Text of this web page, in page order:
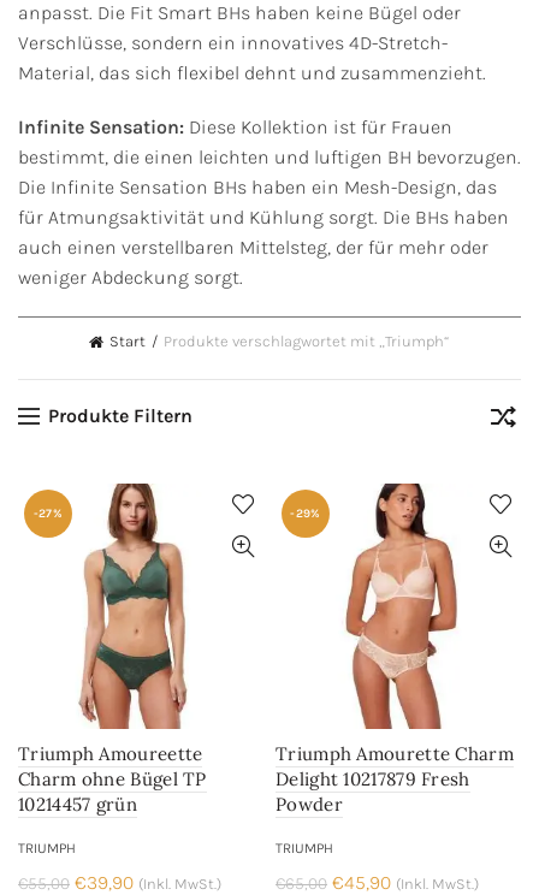
anpasst. Die Fit Smart BHs haben keine Bügel oder
Verschlüsse, sondern ein innovatives 4D-Stretch-
Material, das sich flexibel dehnt und zusammenzieht.
Infinite Sensation: Diese Kollektion ist für Frauen
bestimmt, die einen leichten und luftigen BH bevorzugen.
Die Infinite Sensation BHs haben ein Mesh-Design, das
für Atmungsaktivität und Kühlung sorgt. Die BHs haben
auch einen verstellbaren Mittelsteg, der für mehr oder
weniger Abdeckung sorgt.
Start Produkte verschlagwortet mit „Triumph“
Produkte Filtern
-27%
Triumph Amoureette
Charm ohne Bügel TP
10214457 grün
TRIUMPH
€55,00 Ursprünglicher
€39,90Aktueller
(Inkl. MwSt.)
-29%
Triumph Amourette Charm
Delight 10217879 Fresh
Powder
TRIUMPH
€65,00 Ursprünglicher
€45,90Aktueller
(Inkl. MwSt.)